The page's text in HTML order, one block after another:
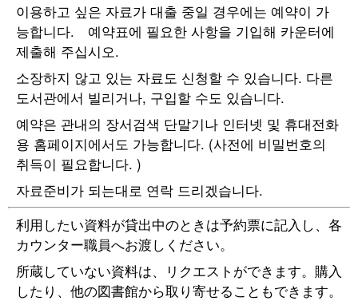
이용하고 싶은 자료가 대출 중일 경우에는 예약이 가
능합니다. 예약표에 필요한 사항을 기입해 카운터에
제출해 주십시오.
소장하지 않고 있는 자료도 신청할 수 있습니다. 다른
도서관에서 빌리거나, 구입할 수도 있습니다.
예약은 관내의 장서검색 단말기나 인터넷 및 휴대전화
용 홈페이지에서도 가능합니다. (사전에 비밀번호의
취득이 필요합니다. )
자료준비가 되는대로 연락 드리겠습니다.
利用したい資料が貸出中のときは予約票に記入し、各
カウンター職員へお渡しください。
所蔵していない資料は、リクエストができます。購入
したり、他の図書館から取り寄せることもできます。